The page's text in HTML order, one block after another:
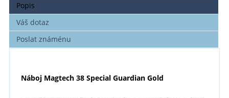
Popis
Váš dotaz
Poslat známénu
Náboj Magtech 38 Special Guardian Gold